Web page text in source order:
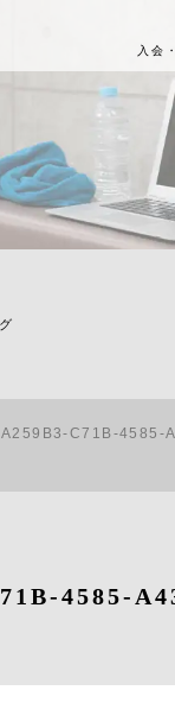
入会
C71B-4585-
4585-
ホーム
ャンペーン情報
FITNESSにつ
店舗一覧